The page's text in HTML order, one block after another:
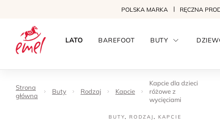
POLSKA MARKA RĘCZNA
LATO BAREFOOT BUTY
Strona
główna
Buty Rodzaj Kapcie
Kapcie dla dzieci
różowe z
wycięciami
BUTY, RODZAJ, KAPCIE